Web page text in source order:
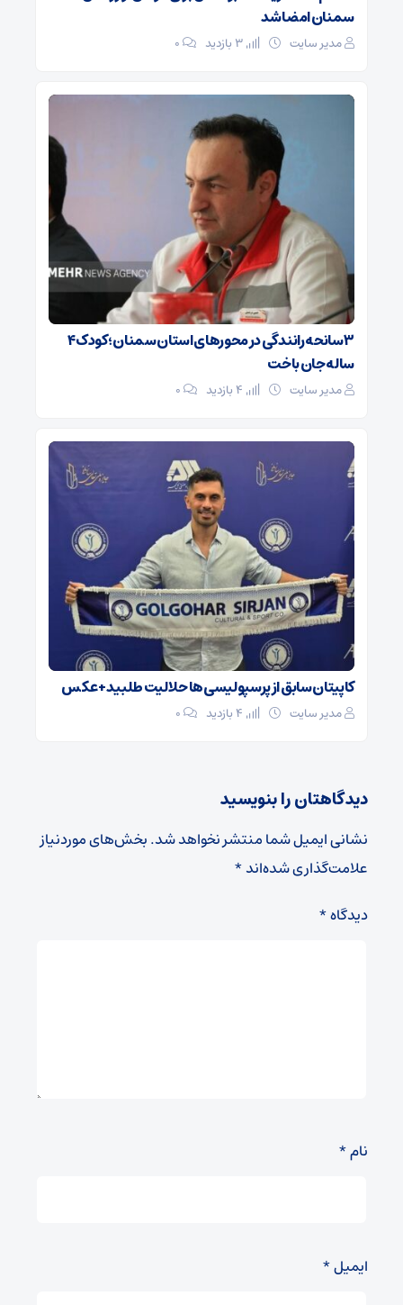
سمنان امضا شد
مدیر سایت ۰
۳ سانحه رانندگی در محورهای استان سمنان؛ کودک ۴
ساله جان باخت
مدیر سایت ۰
کاپیتان سابق از پرسپولیسی‌ها حلالیت طلبید + عکس
مدیر سایت ۰
دیدگاهتان را بنویسید
نشانی ایمیل شما منتشر نخواهد شد.بخش‌های موردنیاز
علامت‌گذاری شده‌اند*
دیدگاه*
نام*
ایمیل*